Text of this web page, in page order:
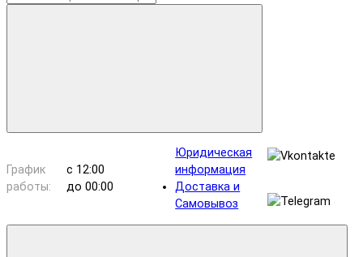
График
работы:
с 12:00
до 00:00
Юридическая
информация
Доставка и
Самовывоз